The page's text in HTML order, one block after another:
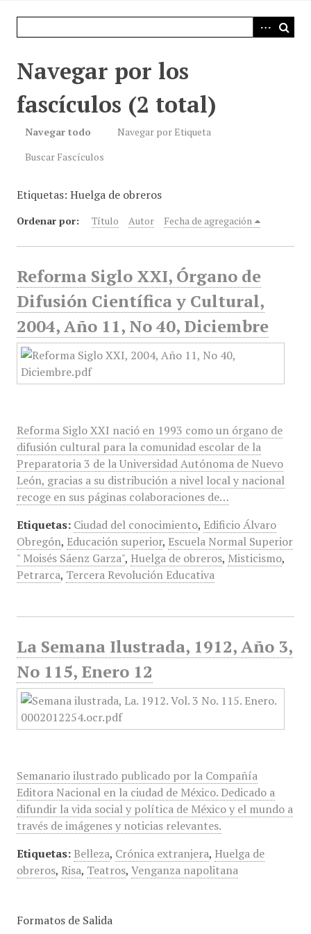
Navegar por los
fascículos (2 total)
Navegar todo
Navegar por Etiqueta
Buscar Fascículos
Etiquetas: Huelga de obreros
Ordenar por: Título Autor Fecha de agregación
Reforma Siglo XXI, Órgano de
Difusión Científica y Cultural,
2004, Año 11, No 40, Diciembre
Reforma Siglo XXI nació en 1993 como un órgano de
difusión cultural para la comunidad escolar de la
Preparatoria 3 de la Universidad Autónoma de Nuevo
León, gracias a su distribución a nivel local y nacional
recoge en sus páginas colaboraciones de…
Etiquetas: Ciudad del conocimiento, Edificio Álvaro
Obregón, Educación superior, Escuela Normal Superior
" Moisés Sáenz Garza", Huelga de obreros, Misticismo,
Petrarca, Tercera Revolución Educativa
La Semana Ilustrada, 1912, Año 3,
No 115, Enero 12
Semanario ilustrado publicado por la Compañía
Editora Nacional en la ciudad de México. Dedicado a
difundir la vida social y política de México y el mundo a
través de imágenes y noticias relevantes.
Etiquetas: Belleza, Crónica extranjera, Huelga de
obreros, Risa, Teatros, Venganza napolitana
Formatos de Salida